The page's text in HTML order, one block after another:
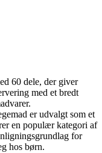
60 dele, der giver
med et bredt
er udvalgt som et
en populær kategori af
for
hos børn.